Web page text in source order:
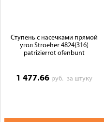
Ступень с насечками прямой
угол Stroeher 4824(316)
patrizierrot ofenbunt
1 477.66 руб.за штуку